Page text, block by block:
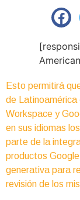
Esto permitirá
de Latinoamérica
Workspace y
en sus idiomas
parte de la
productos
generativa para
revisión de los